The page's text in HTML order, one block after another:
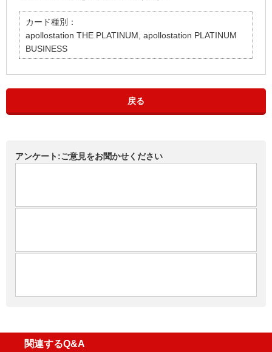
カード種別：
apollostation THE PLATINUM, apollostation PLATINUM
BUSINESS
戻る
アンケート:ご意見をお聞かせください
関連するQ&A